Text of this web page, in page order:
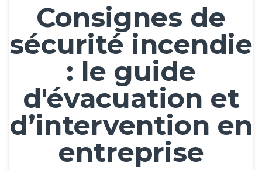
Consignes de
sécurité incendie
: le guide
d'évacuation et
d’intervention en
entreprise